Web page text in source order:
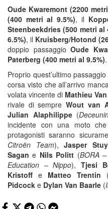
Oude Kwaremont (2200
(400 metri al 9.5%), il
Steenbeekdries (500 metri al
6.5%), il Kruisberg/Hotond
doppio passaggio Oude
Paterberg (400 metri al 9.5%).
Proprio quest’ultimo
corsa visto che all’arrivo
volata vincente di Mathieu
rivale di sempreWout van
Julian Alaphilippe (
incidente con una moto
protagonisti saranno
Citroën Team),Jasper
Sagan e Nils Politt (BORA
Education – Nippo),Tjesi
Kristoff e Matteo Trentin (
Pidcock e Dylan Van Baarle (